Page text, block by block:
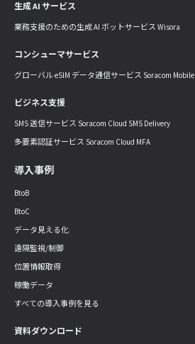
生成 AI サービス
業務支援のための生成 AI ボットサービス Wisora
コンシューマサービス
グローバル eSIM データ通信サービス Soracom Mobile
ビジネス支援
SMS 送信サービス Soracom Cloud SMS Delivery
多要素認証サービス Soracom Cloud MFA
導入事例
BtoB
BtoC
データ見える化
遠隔監視/制御
位置情報取得
稼働データ
すべての導入事例を見る
資料ダウンロード